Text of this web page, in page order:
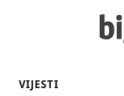
VIJESTI